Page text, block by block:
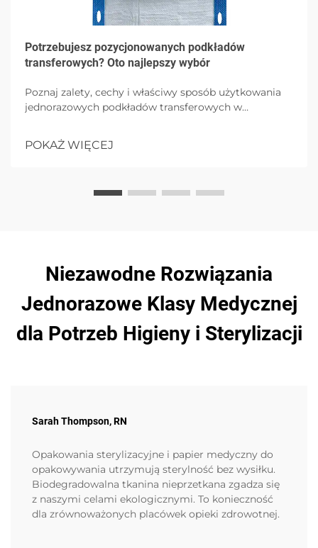
Potrzebujesz pozycjonowanych podkładów
transferowych? Oto najlepszy wybór
Poznaj zalety, cechy i właściwy sposób użytkowania
jednorazowych podkładów transferowych w
higienę, wygodę pacjenta i kontrolę zakażeń dzięki
opcjom o wysokim pochłanianiu.
POKAŻ WIĘCEJ
Niezawodne Rozwiązania
Jednorazowe Klasy Medycznej
dla Potrzeb Higieny i Sterylizacji
Sarah Thompson, RN
Opakowania sterylizacyjne i papier medyczny do
opakowywania utrzymują sterylność bez wysiłku.
Biodegradowalna tkanina nieprzetkana zgadza się
z naszymi celami ekologicznymi. To konieczność
dla zrównoważonych placówek opieki zdrowotnej.